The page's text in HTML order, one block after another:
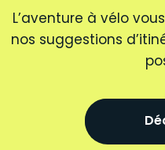
L’aventure à vélo
nos suggestions